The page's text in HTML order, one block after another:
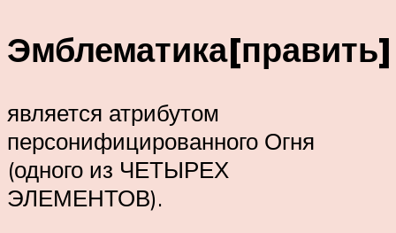
Эмблематика[править]
является атрибутом
персонифицированного Огня
(одного из ЧЕТЫРЕХ
ЭЛЕМЕНТОВ).